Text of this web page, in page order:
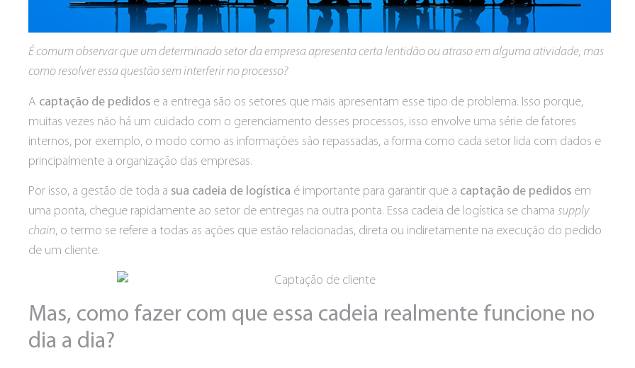
É comum observar que um determinado setor da empresa apresenta certa lentidão ou atraso em alguma atividade, mas
como resolver essa questão sem interferir no processo?
A captação de pedidos e a entrega são os setores que mais apresentam esse tipo de problema. Isso porque,
muitas vezes não há um cuidado com o gerenciamento desses processos, isso envolve uma série de fatores
internos, por exemplo, o modo como as informações são repassadas, a forma como cada setor lida com dados e
principalmente a organização das empresas.
Por isso, a gestão de toda a sua cadeia de logística é importante para garantir que a captação de pedidos em
uma ponta, chegue rapidamente ao setor de entregas na outra ponta. Essa cadeia de logística se chama supply
chain, o termo se refere a todas as ações que estão relacionadas, direta ou indiretamente na execução do pedido
de um cliente.
Mas, como fazer com que essa cadeia realmente funcione no
dia a dia?